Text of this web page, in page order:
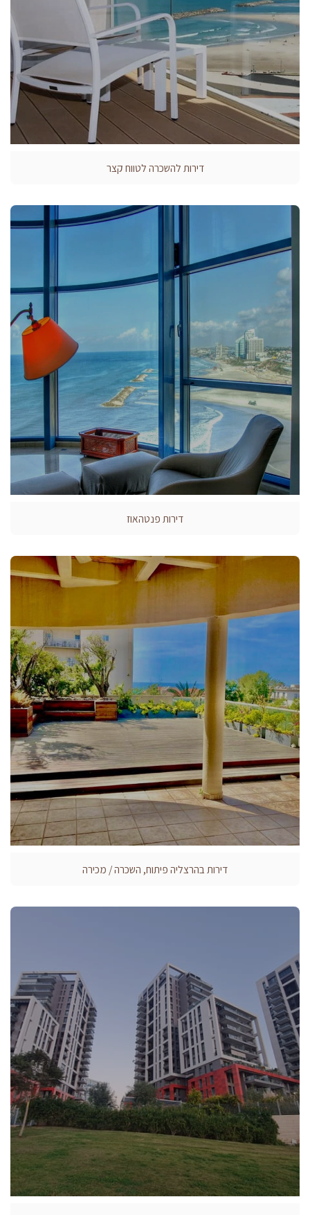
דירות להשכרה לטווח קצר
דירות פנטהאוז
דירות בהרצליה פיתוח, השכרה / מכירה